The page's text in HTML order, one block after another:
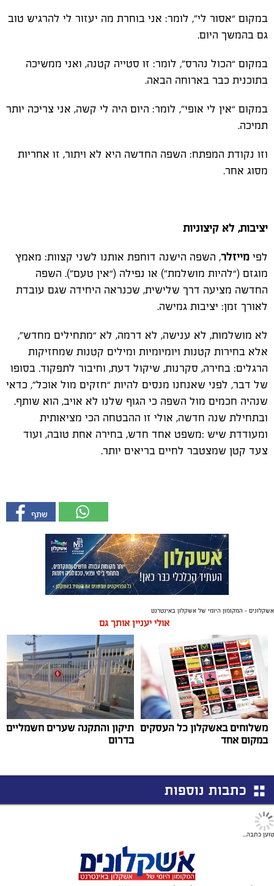
במקום “אסור לי”, לומר: אני בוחרת מה יעזור לי להרגיש טוב
גם בהמשך היום.
במקום “הכול נהרס”, לומר: זו סטייה קטנה, ואני ממשיכה
בתוכנית כבר בארוחה הבאה.
במקום “אין לי אופי”, לומר: היום היה לי קשה, אני צריכה יותר
תמיכה.
וזו נקודת המפתח: השפה החדשה היא לא ויתור, זו אחריות
מסוג אחר.
יציבות, לא קיצוניות
לפי מייזלר, השפה הישנה דוחפת אותנו לשני קצוות: מאמץ
מוגזם (“להיות מושלמת”) או נפילה (“אין טעם”). השפה
החדשה מציעה דרך שלישית, שכנראה היחידה שגם עובדת
לאורך זמן: יציבות גמישה.
לא מושלמות, לא ענישה, לא דרמה, לא “מתחילים מחדש”,
אלא בחירות קטנות ויומיומיות ומילים קטנות שמחזיקות
הרגלים: בחירה, סקרנות, שיקול דעת, וחיבור לתפקוד. בסופו
של דבר, לפני שאנחנו מנסים להיות “חזקים מול אוכל”, כדאי
שנהיה חכמים מול השפה כי הגוף שלנו לא אויב, הוא שותף.
ובתחילת שנה חדשה, אולי זו ההבטחה הכי מציאותית
ומעודדת שיש :משפט אחד חדש, בחירה אחת טובה, ועוד
צעד קטן שמצטבר לחיים בריאים יותר.
אשקלונים - המקומון היומי של אשקלון באינטרנט
אולי יעניין אותך גם
משלוחים באשקלון כל העסקים
במקום אחד
תיקון והתקנה שערים חשמליים
בדרום
כתבות נוספות
טוען כתבה...